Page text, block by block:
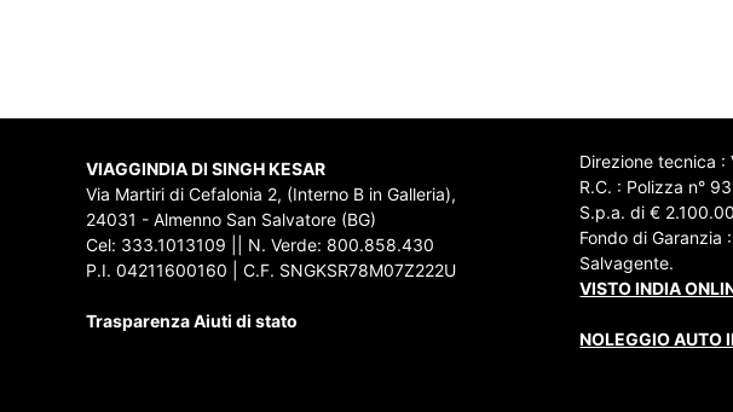
VIAGGINDIA DI SINGH KESAR
Via Martiri di Cefalonia 2, (Interno B in Galleria),
24031 - Almenno San Salvatore (BG)
Cel: 333.1013109 || N. Verde: 800.858.430
P.I. 04211600160 | C.F. SNGKSR78M07Z222U
Trasparenza Aiuti di stato
Direzione tecnica :
R.C. : Polizza n°
S.p.a. di €
Fondo di Garanzia
Salvagente.
VISTO INDIA
NOLEGGIO AUTO